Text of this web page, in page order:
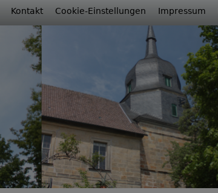
Fußbereichsmenü
Kontakt Cookie-Einstellungen Impressum